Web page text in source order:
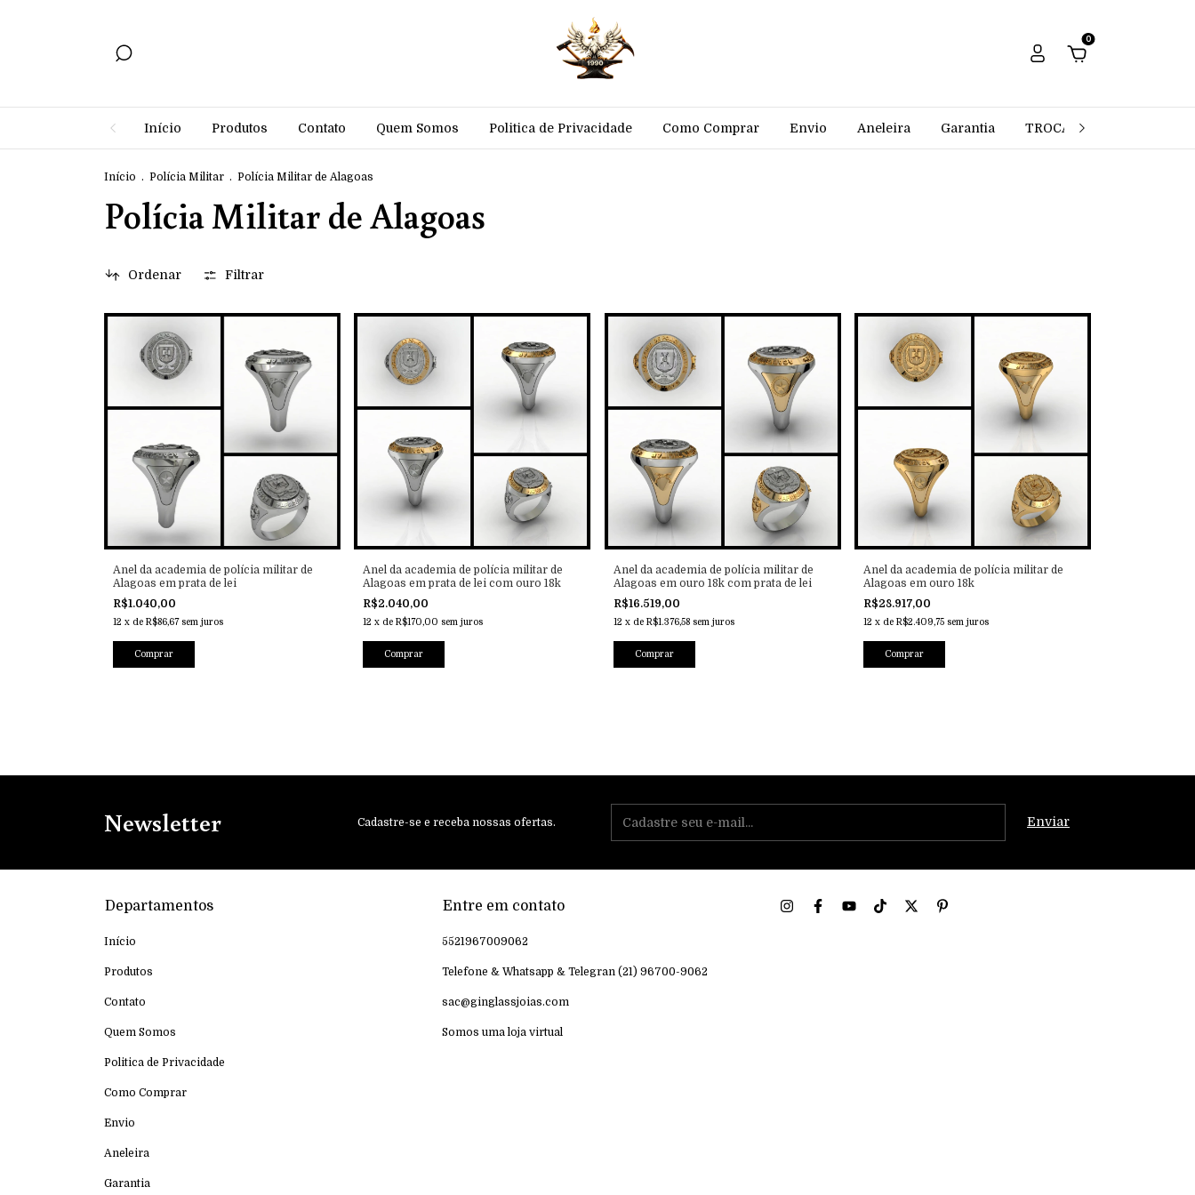
0
Início Produtos Contato Quem Somos Politica de Privacidade Como Comprar Envio Aneleira Garantia TROCAS E DEVOLUÇÕES
Início . Polícia Militar . Polícia Militar de Alagoas
Polícia Militar de Alagoas
Ordenar Filtrar
Anel da academia de polícia militar de
Alagoas em prata de lei
R$1.040,00
12 x de R$86,67 sem juros
Comprar
Anel da academia de polícia militar de
Alagoas em prata de lei com ouro 18k
R$2.040,00
12 x deR$170,00 sem juros
Comprar
Anel da academia de polícia militar de
Alagoas em ouro 18k com prata de lei
R$16.519,00
12 x de R$1.376,58 sem juros
Comprar
Anel da academia de polícia militar de
Alagoas em ouro 18k
R$28.917,00
12 x de R$2.409,75 sem juros
Comprar
Newsletter Cadastre-se e receba nossas ofertas.
Departamentos
Início
Produtos
Contato
Quem Somos
Politica de Privacidade
Como Comprar
Envio
Aneleira
Garantia
Entre em contato
5521967009062
Telefone & Whatsapp & Telegran (21) 96700-9062
sac@ginglassjoias.com
Somos uma loja virtual